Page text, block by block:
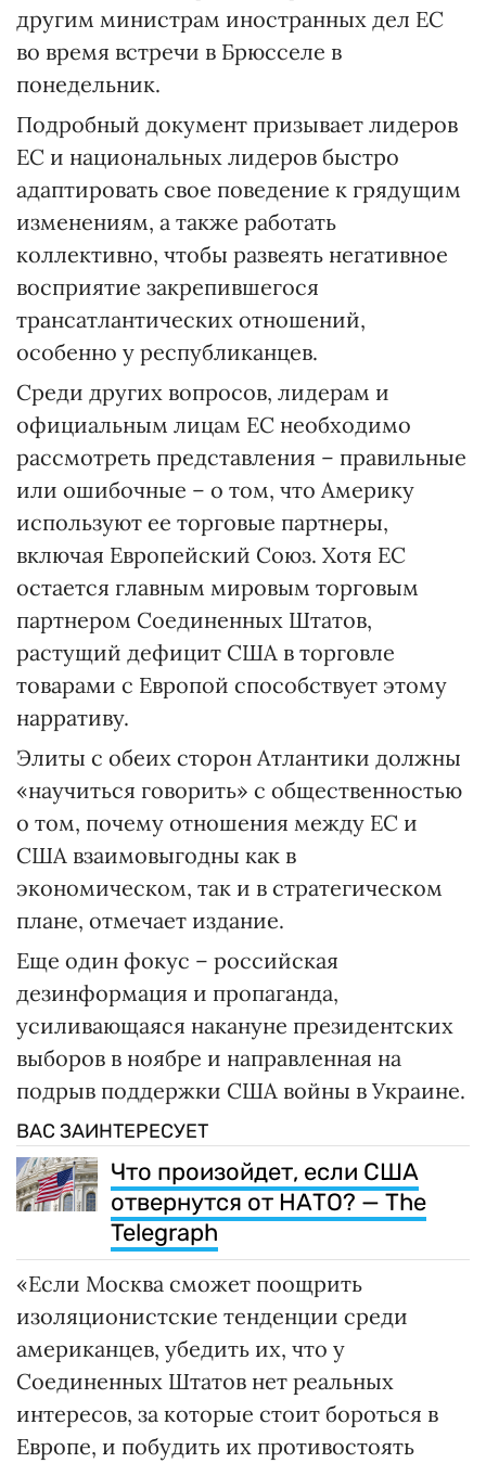
другим министрам иностранных дел ЕС
во время встречи в Брюсселе в
понедельник.
Подробный документ призывает лидеров
ЕС и национальных лидеров быстро
адаптировать свое поведение к грядущим
изменениям, а также работать
коллективно, чтобы развеять негативное
восприятие закрепившегося
трансатлантических отношений,
особенно у республиканцев.
Среди других вопросов, лидерам и
официальным лицам ЕС необходимо
рассмотреть представления – правильные
или ошибочные – о том, что Америку
используют ее торговые партнеры,
включая Европейский Союз. Хотя ЕС
остается главным мировым торговым
партнером Соединенных Штатов,
растущий дефицит США в торговле
товарами с Европой способствует этому
нарративу.
Элиты с обеих сторон Атлантики должны
«научиться говорить» с общественностью
о том, почему отношения между ЕС и
США взаимовыгодны как в
экономическом, так и в стратегическом
плане, отмечает издание.
Еще один фокус – российская
дезинформация и пропаганда,
усиливающаяся накануне президентских
выборов в ноябре и направленная на
подрыв поддержки США войны в Украине.
ВАС ЗАИНТЕРЕСУЕТ
Что произойдет, если США
отвернутся от НАТО? — The
Telegraph
«Если Москва сможет поощрить
изоляционистские тенденции среди
американцев, убедить их, что у
Соединенных Штатов нет реальных
интересов, за которые стоит бороться в
Европе, и побудить их противостоять